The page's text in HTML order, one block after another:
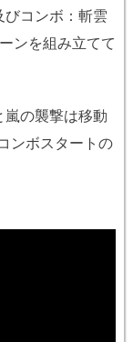
コンボ：斬雲
ンを組み立てて
の襲撃は移動
ンボスタートの